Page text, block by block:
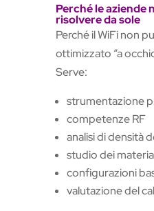
Perché le aziende
risolvere da sole
Perché il WiFi non
ottimizzato “a
Serve:
strumentazione
competenze RF
analisi di densità
studio dei
configurazioni
valutazione del